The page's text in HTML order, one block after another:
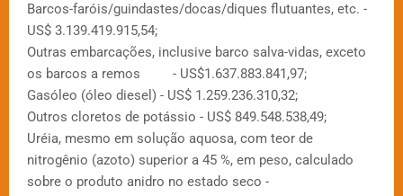
Barcos-faróis/guindastes/docas/diques flutuantes, etc. -
US$ 3.139.419.915,54;
Outras embarcações, inclusive barco salva-vidas, exceto
os barcos a remos - US$1.637.883.841,97;
Gasóleo (óleo diesel) - US$ 1.259.236.310,32;
Outros cloretos de potássio - US$ 849.548.538,49;
Uréia, mesmo em solução aquosa, com teor de
nitrogênio (azoto) superior a 45 %, em peso, calculado
sobre o produto anidro no estado seco -